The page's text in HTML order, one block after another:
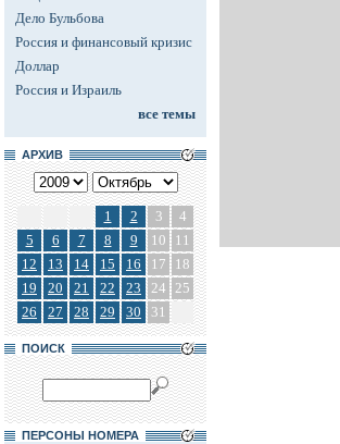
Дело Бульбова
Россия и финансовый кризис
Доллар
Россия и Израиль
все темы
АРХИВ
1 2 3
4
5
6 7 8 9 10
11
12
13 14 15 16 17
18
19
20 21 22 23 24 25
26
27 28 29 30 31
ПОИСК
ПЕРСОНЫ НОМЕРА